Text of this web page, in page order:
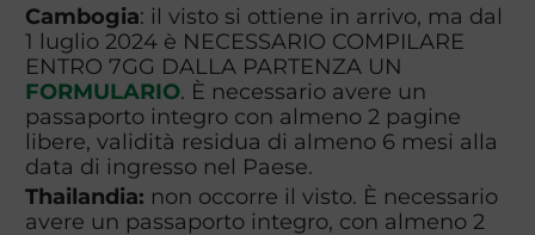
Cambogia: il visto si ottiene in arrivo, ma dal
1 luglio 2024 è NECESSARIO COMPILARE
ENTRO 7GG DALLA PARTENZA UN
FORMULARIO. È necessario avere un
passaporto integro con almeno 2 pagine
libere, validità residua di almeno 6 mesi alla
data di ingresso nel Paese.
Thailandia: non occorre il visto. È necessario
avere un passaporto integro, con almeno 2